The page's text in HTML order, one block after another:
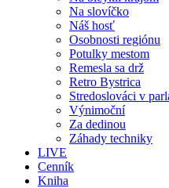
Na slovíčko
Náš hosť
Osobnosti regiónu
Potulky mestom
Remesla sa drž
Retro Bystrica
Stredoslováci v
Výnimoční
Za dedinou
Záhady techniky
LIVE
Cenník
Kniha